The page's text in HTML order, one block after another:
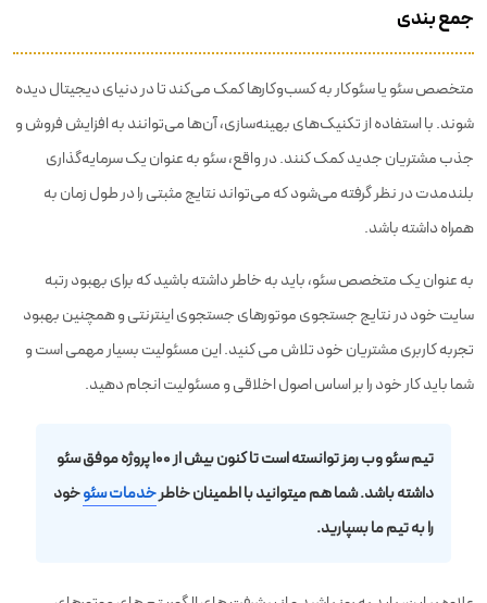
جمع بندی
متخصص سئو یا سئوکار به کسب‌وکارها کمک می‌کند تا در دنیای دیجیتال دیده
شوند. با استفاده از تکنیک‌های بهینه‌سازی، آن‌ها می‌توانند به افزایش فروش و
جذب مشتریان جدید کمک کنند. در واقع، سئو به عنوان یک سرمایه‌گذاری
بلندمدت در نظر گرفته می‌شود که می‌تواند نتایج مثبتی را در طول زمان به
همراه داشته باشد.
به عنوان یک متخصص سئو، باید به خاطر داشته باشید که برای بهبود رتبه
سایت خود در نتایج جستجوی موتورهای جستجوی اینترنتی و همچنین بهبود
تجربه کاربری مشتریان خود تلاش می کنید. این مسئولیت بسیار مهمی است و
شما باید کار خود را بر اساس اصول اخلاقی و مسئولیت انجام دهید.
تیم سئو وب رمز توانسته است تا کنون بیش از ۱۰۰ پروژه موفق سئو
داشته باشد. شما هم میتوانید با اطمینان خاطرخدمات سئوخود
را به تیم ما بسپارید.